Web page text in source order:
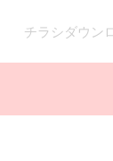
チラシダウン